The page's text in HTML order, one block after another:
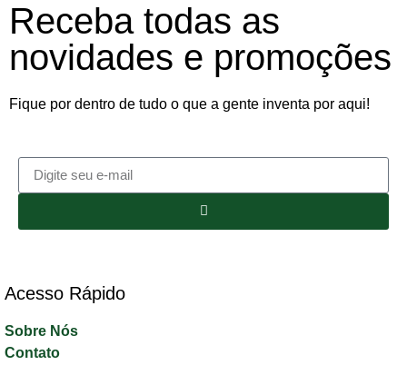
Receba todas as
novidades e promoções
Fique por dentro de tudo o que a gente inventa por aqui!
Acesso Rápido​
Sobre Nós
Contato